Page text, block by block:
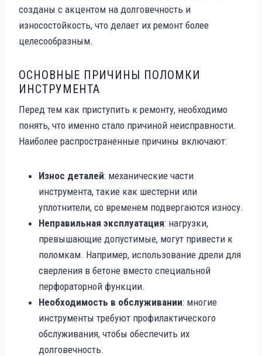
созданы с акцентом на долговечность и
износостойкость, что делает их ремонт более
целесообразным.
ОСНОВНЫЕ ПРИЧИНЫ ПОЛОМКИ
ИНСТРУМЕНТА
Перед тем как приступить к ремонту, необходимо
понять, что именно стало причиной неисправности.
Наиболее распространенные причины включают:
Износ деталей: механические части
инструмента, такие как шестерни или
уплотнители, со временем подвергаются износу.
Неправильная эксплуатация: нагрузки,
превышающие допустимые, могут привести к
поломкам. Например, использование дрели для
сверления в бетоне вместо специальной
перфораторной функции.
Необходимость в обслуживании: многие
инструменты требуют профилактического
обслуживания, чтобы обеспечить их
долговечность.